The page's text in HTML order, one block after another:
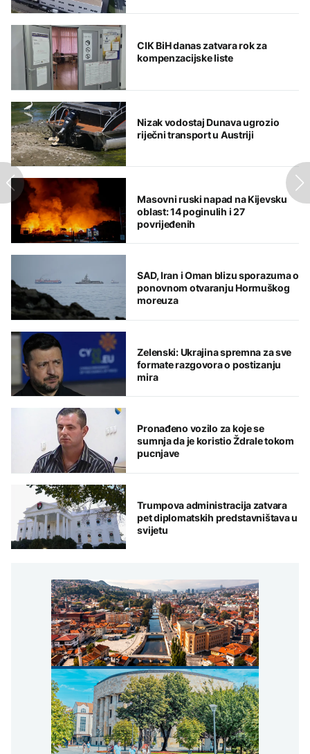
CIK BiH danas zatvara rok za
kompenzacijske liste
Nizak vodostaj Dunava ugrozio
riječni transport u Austriji
Masovni ruski napad na Kijevsku
oblast: 14 poginulih i 27
povrijeđenih
SAD, Iran i Oman blizu sporazuma o
ponovnom otvaranju Hormuškog
moreuza
Zelenski: Ukrajina spremna za sve
formate razgovora o postizanju
mira
Pronađeno vozilo za koje se
sumnja da je koristio Ždrale tokom
pucnjave
Trumpova administracija zatvara
pet diplomatskih predstavništava u
svijetu